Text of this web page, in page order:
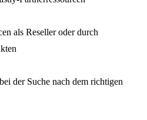
als Reseller oder durch
der Suche nach dem richtigen